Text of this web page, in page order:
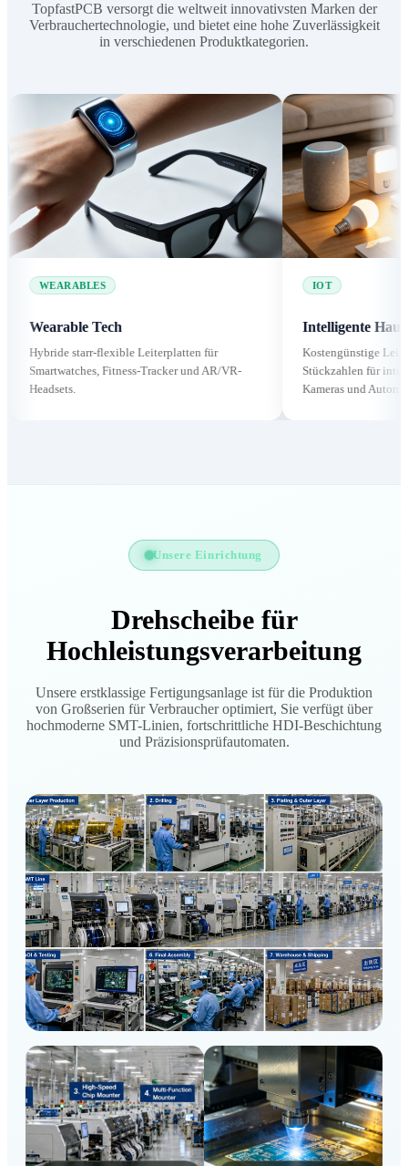
TopfastPCB versorgt die weltweit innovativsten Marken der
Verbrauchertechnologie, und bietet eine hohe Zuverlässigkeit
in verschiedenen Produktkategorien.
Tech
starr-flexible Leiterplatten für
Fitness-Tracker und AR/VR-
Intelligente Haushaltsgeräte
Kostengünstige Leiterplatten in
Stückzahlen für intelligente
Kameras und
Unsere Einrichtung
Drehscheibe für
Hochleistungsverarbeitung
Unsere erstklassige Fertigungsanlage ist für die Produktion
von Großserien für Verbraucher optimiert, Sie verfügt über
hochmoderne SMT-Linien, fortschrittliche HDI-Beschichtung
und Präzisionsprüfautomaten.
Hauptproduktionszentrum